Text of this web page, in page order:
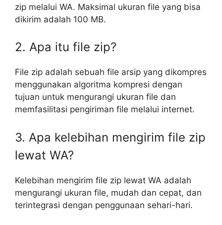
zip melalui WA. Maksimal ukuran file yang bisa
dikirim adalah 100 MB.
2. Apa itu file zip?
File zip adalah sebuah file arsip yang dikompres
menggunakan algoritma kompresi dengan
tujuan untuk mengurangi ukuran file dan
memfasilitasi pengiriman file melalui internet.
3. Apa kelebihan mengirim file zip
lewat WA?
Kelebihan mengirim file zip lewat WA adalah
mengurangi ukuran file, mudah dan cepat, dan
terintegrasi dengan penggunaan sehari-hari.